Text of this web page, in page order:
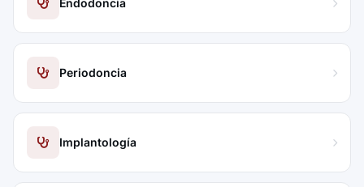
Endodoncia
Periodoncia
Implantología